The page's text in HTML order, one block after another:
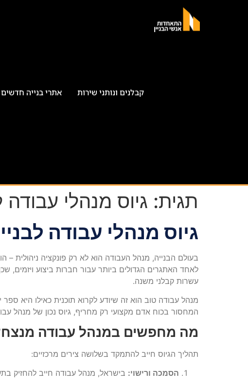
קבלנים ונותני שירות אתרי בנייה חדשים
תגית: גיוס מנהלי עבודה
גיוס מנהלי עבודה
בעולם הבנייה, מנהל העבודה הוא לא רק פונקציה ניהולית
לאחד האתגרים הגדולים ביותר עבור חברות ביצוע ויזמים,
עשרות קבלני משנה.
המחסור בכוח אדם מקצועי רק מחריף, גיוס נכון של מנהל
מה מחפשים במנהל עבודה
תהליך הגיוס חייב להתמקד בשלושה צירים מרכזיים:
הסמכה ורישוי: בישראל, מנהל עבודה חייב להחזיק